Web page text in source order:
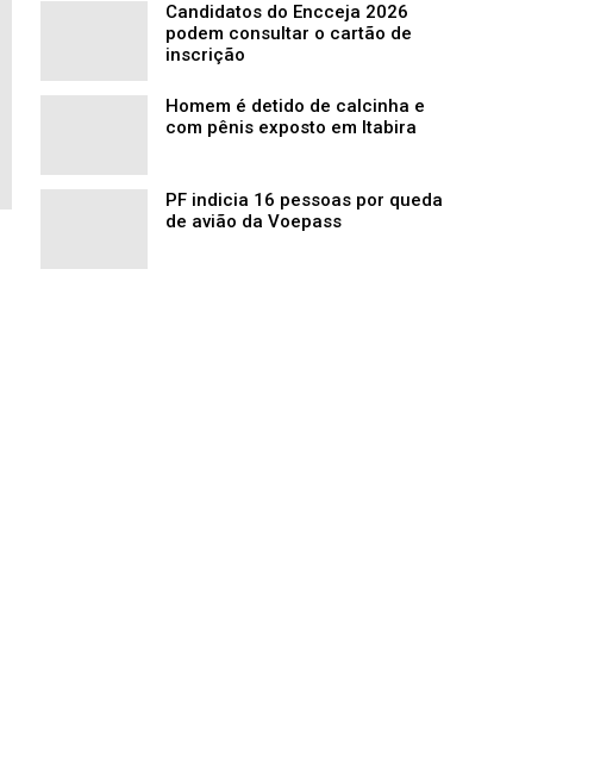
Candidatos do Encceja 2026
podem consultar o cartão de
inscrição
Homem é detido de calcinha e
com pênis exposto em Itabira
PF indicia 16 pessoas por queda
de avião da Voepass